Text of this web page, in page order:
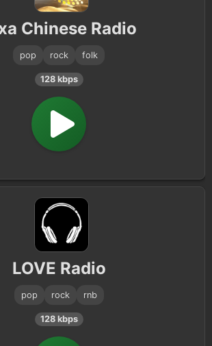
Chinese Radio
pop rock folk
128 kbps
LOVE Radio
pop rock rnb
128 kbps